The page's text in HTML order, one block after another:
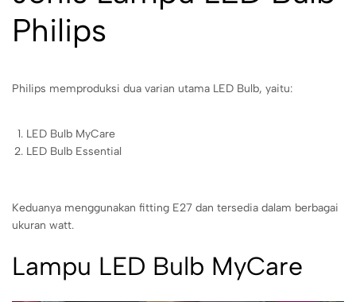
Philips
Philips memproduksi dua varian utama LED Bulb, yaitu:
LED Bulb MyCare
LED Bulb Essential
Keduanya menggunakan fitting E27 dan tersedia dalam berbagai
ukuran watt.
Lampu LED Bulb MyCare